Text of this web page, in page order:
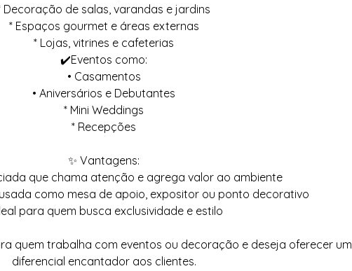
Decoração de salas, varandas e jardins
* Espaços gourmet e áreas externas
* Lojas, vitrines e cafeterias
✔️Eventos como:
• Casamentos
• Aniversários e Debutantes
* Mini Weddings
* Recepções
✨ Vantagens:
que chama atenção e agrega valor ao ambiente
como mesa de apoio, expositor ou ponto decorativo
para quem busca exclusividade e estilo
quem trabalha com eventos ou decoração e deseja oferecer um
diferencial encantador aos clientes.